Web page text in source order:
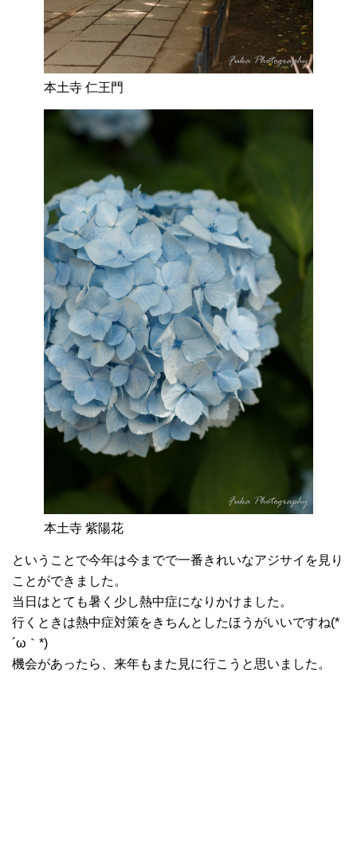
本土寺 仁王門
本土寺 紫陽花
ということで今年は今までで一番きれいなアジサイを見り
ことができました。
当日はとても暑く少し熱中症になりかけました。
行くときは熱中症対策をきちんとしたほうがいいですね(*
´ω｀*)
機会があったら、来年もまた見に行こうと思いました。